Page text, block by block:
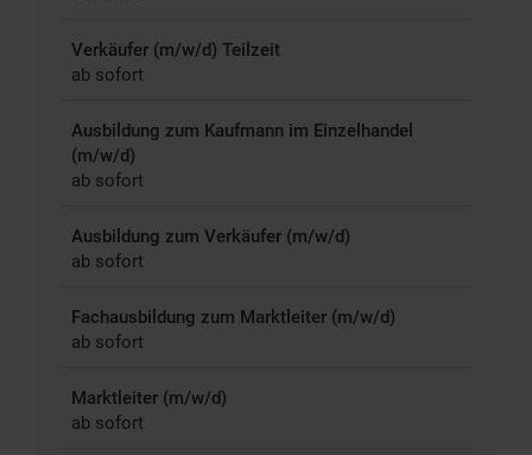
Verkäufer (m/w/d) Teilzeit
ab sofort
Ausbildung zum Kaufmann im Einzelhandel
(m/w/d)
ab sofort
Ausbildung zum Verkäufer (m/w/d)
ab sofort
Fachausbildung zum Marktleiter (m/w/d)
ab sofort
Marktleiter (m/w/d)
ab sofort